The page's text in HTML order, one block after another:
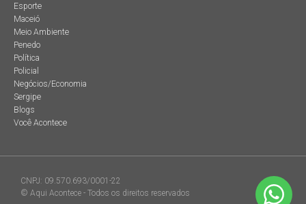
Esporte
Maceió
Meio Ambiente
Penedo
Política
Policial
Negócios/Economia
Sergipe
Blogs
Você Acontece
CNPJ: 09.570.693/0001-22
© Aqui Acontece - Todos os direitos reservados